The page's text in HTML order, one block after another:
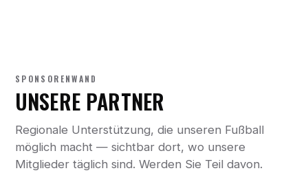
SPONSORENWAND
UNSERE PARTNER
Regionale Unterstützung, die unseren Fußball
möglich macht — sichtbar dort, wo unsere
Mitglieder täglich sind. Werden Sie Teil davon.